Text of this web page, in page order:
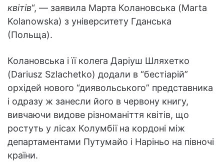
квітів“, — заявила Марта Колановська (Marta
Kolanowska) з університету Гданська
(Польща).
Колановська і її колега Даріуш Шляхетко
(Dariusz Szlachetko) додали в “бестіарій”
орхідей нового “диявольського” представника
і одразу ж занесли його в червону книгу,
вивчаючи видове різноманіття квітів, що
ростуть у лісах Колумбії на кордоні між
департаментами Путумайо і Наріньо на півночі
країни.